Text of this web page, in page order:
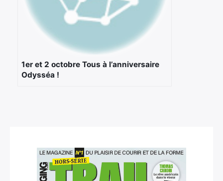
1er et 2 octobre Tous à l’anniversaire
Odysséa !